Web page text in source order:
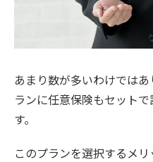
あまり数が多いわけでは
ランに任意保険もセット
す。
このプランを選択するメ